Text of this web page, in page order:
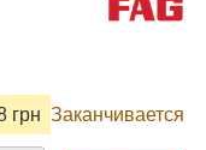
грн Заканчивается